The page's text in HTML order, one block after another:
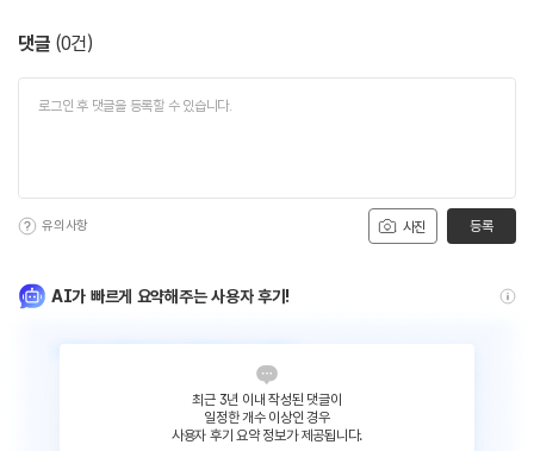
댓글 (0건)
사진
유의사항 등록
AI가 빠르게 요약해주는 사용자 후기!
최근 3년 이내 작성된 댓글이
일정한 개수 이상인 경우
사용자 후기 요약 정보가 제공됩니다.